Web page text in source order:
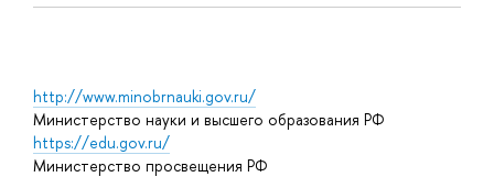
http://www.minobrnauki.gov.ru/
Министерство науки и высшего образования РФ
https://edu.gov.ru/
Министерство просвещения РФ